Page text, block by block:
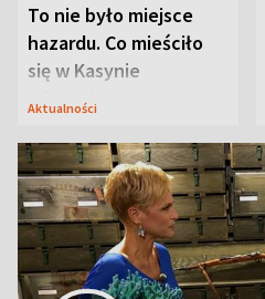
To nie było miejsce
hazardu. Co mieściło
się w Kasynie
Oficerskim?
Aktualności